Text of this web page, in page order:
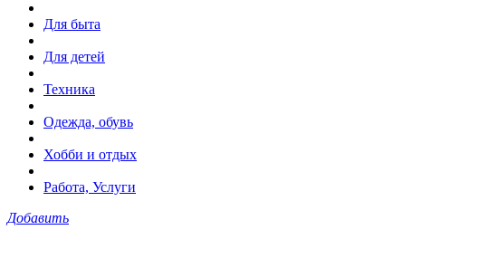
Для быта
Для детей
Техника
Одежда, обувь
Хобби и отдых
Работа, Услуги
Добавить